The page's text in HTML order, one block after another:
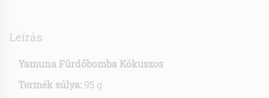
Leírás
Yamuna Fürdőbomba Kókuszos
Termék súlya: 95 g